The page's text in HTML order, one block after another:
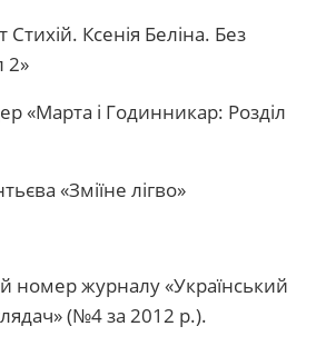
Стихій. Ксенія Беліна. Без
2»
«Марта і Годинникар: Розділ
«Зміїне лігво»
номер журналу «Український
(№4 за 2012 р.).